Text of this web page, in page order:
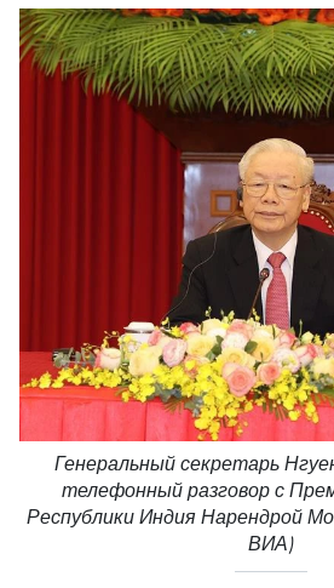
Генеральный секретарь
телефонный разговор с
Республики Индия Нарендрой
ВИА)